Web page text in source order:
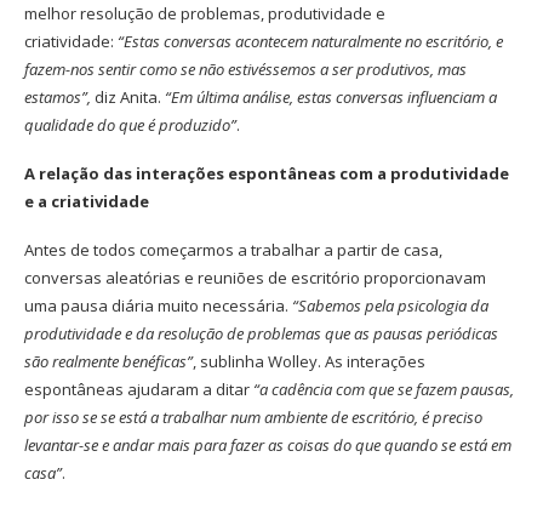
melhor resolução de problemas, produtividade e
criatividade: “Estas conversas acontecem naturalmente no escritório, e
fazem-nos sentir como se não estivéssemos a ser produtivos, mas
estamos”, diz Anita. “Em última análise, estas conversas influenciam a
qualidade do que é produzido”.
A relação das interações espontâneas com a produtividade
e a criatividade
Antes de todos começarmos a trabalhar a partir de casa,
conversas aleatórias e reuniões de escritório proporcionavam
uma pausa diária muito necessária. “Sabemos pela psicologia da
produtividade e da resolução de problemas que as pausas periódicas
são realmente benéficas”, sublinha Wolley. As interações
espontâneas ajudaram a ditar “a cadência com que se fazem pausas,
por isso se se está a trabalhar num ambiente de escritório, é preciso
levantar-se e andar mais para fazer as coisas do que quando se está em
casa”.